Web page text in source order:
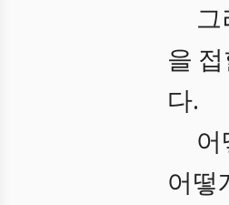
을
다.
어떻